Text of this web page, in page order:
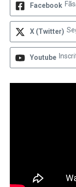
Facebook Fãs
X (Twitter)
Youtube